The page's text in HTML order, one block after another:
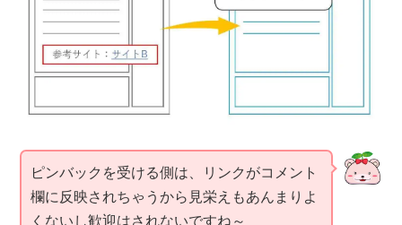
ピンバックを受ける側は、リンクがコメント
欄に反映されちゃうから見栄えもあんまりよ
くないし歓迎はされないですね～